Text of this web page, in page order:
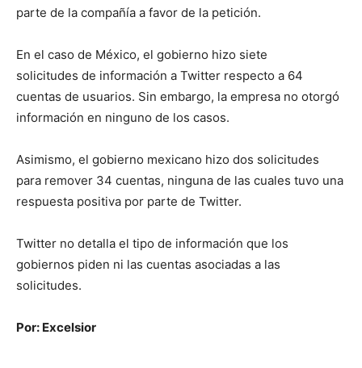
parte de la compañía a favor de la petición.
En el caso de México, el gobierno hizo siete
solicitudes de información a Twitter respecto a 64
cuentas de usuarios. Sin embargo, la empresa no otorgó
información en ninguno de los casos.
Asimismo, el gobierno mexicano hizo dos solicitudes
para remover 34 cuentas, ninguna de las cuales tuvo una
respuesta positiva por parte de Twitter.
Twitter no detalla el tipo de información que los
gobiernos piden ni las cuentas asociadas a las
solicitudes.
Por: Excelsior